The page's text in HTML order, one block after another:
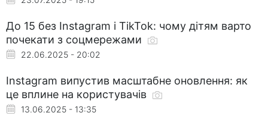
До 15 без Instagram і TikTok: чому дітям варто
почекати з соцмережами
22.06.2025 - 20:02
Instagram випустив масштабне оновлення: як
це вплине на користувачів
13.06.2025 - 13:35